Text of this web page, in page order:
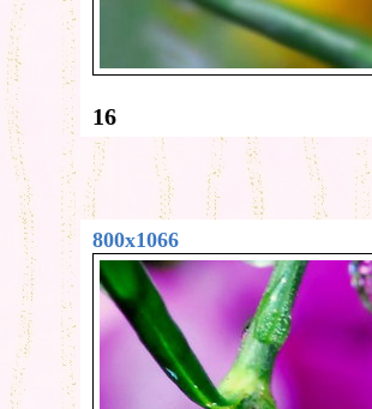
16
800x1066